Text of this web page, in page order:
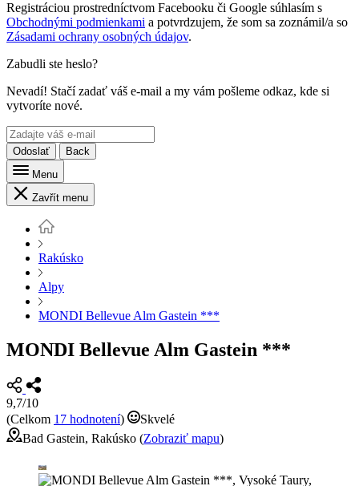
Registráciou prostredníctvom Facebooku či Google súhlasím s
Obchodnými podmienkami a potvrdzujem, že som sa zoznámil/a so
Zásadami ochrany osobných údajov.
Zabudli ste heslo?
Nevadí! Stačí zadať váš e-mail a my vám pošleme odkaz, kde si
vytvoríte nové.
Odoslať
Back
Menu
Zavřít menu
Rakúsko
Alpy
MONDI Bellevue Alm Gastein ***
MONDI Bellevue Alm Gastein ***
9,7/10
(Celkom 17 hodnotení)
Skvelé
Bad Gastein, Rakúsko (Zobraziť mapu)